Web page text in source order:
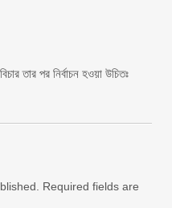
তার পর নির্বাচন হওয়া উচিতঃ
Required fields are